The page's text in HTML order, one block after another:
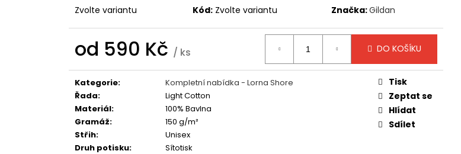
Zvolte variantu Kód: Zvolte variantu Značka:Gildan
od 590 Kč / ks
cena:
DO KOŠÍKU
Kategorie:
Kompletní nabídka - Lorna Shore
Řada:
Light Cotton
Materiál:
100% Bavlna
Gramáž:
150 g/m²
Střih:
Unisex
Druh potisku: Sítotisk
Tisk
Zeptat se
Hlídat
Sdílet
490 Kč